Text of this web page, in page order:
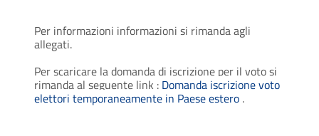
Per informazioni informazioni si rimanda agli
allegati.
Per scaricare la domanda di iscrizione per il voto si
rimanda al seguente link : Domanda iscrizione voto
elettori temporaneamente in Paese estero .